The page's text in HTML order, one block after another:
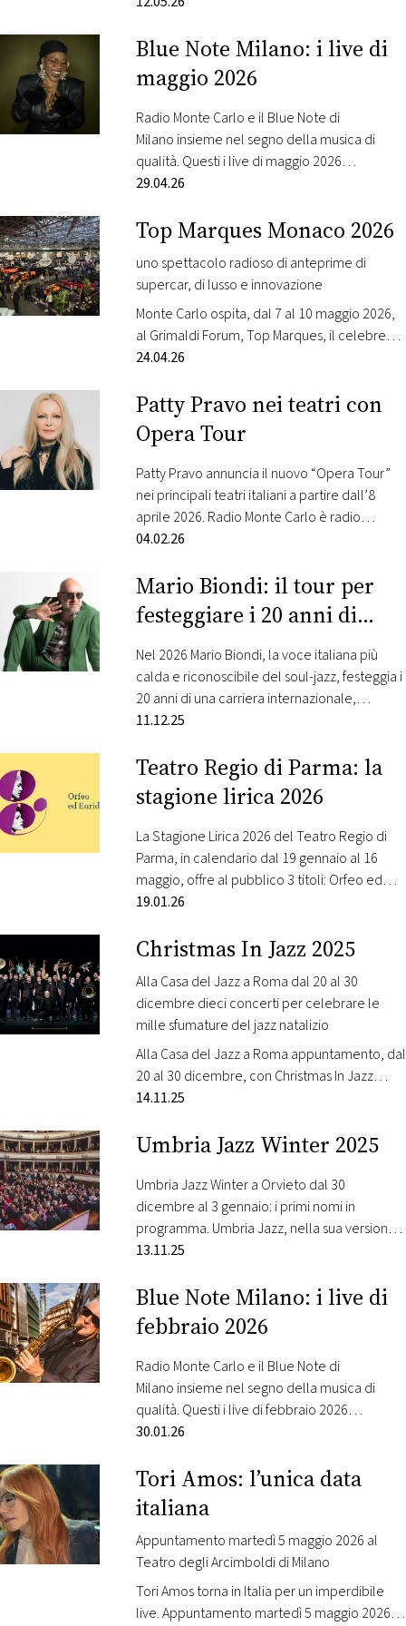
sviluppo umano e sistemi naturali, oggi
sempre più centrale per il futuro del pianeta.
Realizzata dalla Fondation Prince Albert II de
Monaco, l’iniziativa è curata e promossa sul
territorio…
Blue Note Milano: i live di
maggio 2026
Radio Monte Carlo e il Blue Note di
Milano insieme nel segno della musica di
qualità. Questi i live di maggio 2026
selezionati da Radio Monte Carlo: Mercoledì 6
Underground è un trio americano che sta
ridefinendo il panorama jazz moderno. Il
gruppo ha forgiato il proprio sound durante…
29.04.26
Top Marques Monaco 2026
uno spettacolo radioso di anteprime di
supercar, di lusso e innovazione
Monte Carlo ospita, dal 7 al 10 maggio 2026,
al Grimaldi Forum, Top Marques, il celebre
appuntamento con le supercar e le auto più
svolge con l’Alto Patronato di H.S.H. il Principe
Alberto II di Monaco. L’edizione 2026 di Top
Marques Monaco promette di essere
splendida, con una…
24.04.26
Patty Pravo nei teatri con
Opera Tour
Patty Pravo annuncia il nuovo “Opera Tour”
nei principali teatri italiani a partire dall’8
aprile 2026. Radio Monte Carlo è radio
ufficiale Queste le prime date: 8 APRILE 2026
VARESE | TEATRO INTRED 12 APRILE 2026 –
TORINO | TEATRO COLOSSEO 20 APRILE 2026
– BOLOGNA…
04.02.26
Mario Biondi: il tour per
festeggiare i 20 anni di
carriera
Nel 2026 Mario Biondi, la voce italiana più
calda e riconoscibile del soul-jazz, festeggia i
20 anni di una carriera internazionale,
costellata di concerti in tutta Europa e nel
singolo “This Is What You Are”. Con un timbro
vocale unico e una straordinaria capacità di
evocare atmosfere emotive, Biondi si è…
11.12.25
Teatro Regio di Parma: la
stagione lirica 2026
La Stagione Lirica 2026 del Teatro Regio di
Parma, in calendario dal 19 gennaio al 16
maggio, offre al pubblico 3 titoli: Orfeo ed
Euridice di Christoph Willibald Gluck, Norma di
Puccini ed è arricchita dal Concerto Regio
ufficiale Orfeo…
19.01.26
Christmas In Jazz 2025
Alla Casa del Jazz a Roma dal 20 al 30
dicembre dieci concerti per celebrare le
mille sfumature del jazz natalizio
Alla Casa del Jazz a Roma appuntamento, dal
20 al 30 dicembre, con Christmas In Jazz
2025: dieci concerti per celebrare le mille
swing, del dixieland, del jazz delle
riscoprire, il linguaggio universale
dell’improvvisazione in uno dei luoghi
simbolo della musica jazz a Roma. Radio
Monte Carlo…
14.11.25
Umbria Jazz Winter 2025
Umbria Jazz Winter a Orvieto dal 30
dicembre al 3 gennaio: i primi nomi in
programma. Umbria Jazz, nella sua versione
invernale, andrà in scena a Orvieto, come
dicembre al 3 gennaio, di musica di qualità
con il valore aggiunto di un’ambientazione
unica: il centro storico di una…
13.11.25
Blue Note Milano: i live di
febbraio 2026
Radio Monte Carlo e il Blue Note di
Milano insieme nel segno della musica di
qualità. Questi i live di febbraio 2026
selezionati da Radio Monte Carlo: 3 febbraio –
City, Missouri, una città profondamente
radicata nella tradizione jazz, Logan
Richardson è sassofonista contralto,
compositore e produttore noto per il…
30.01.26
Tori Amos: l’unica data
italiana
Appuntamento martedì 5 maggio 2026 al
Teatro degli Arcimboldi di Milano
Tori Amos torna in Italia per un imperdibile
live. Appuntamento martedì 5 maggio 2026 al